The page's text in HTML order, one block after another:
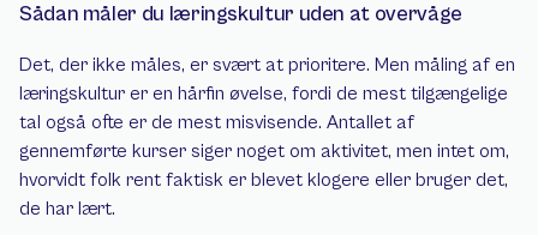
Sådan måler du læringskultur uden at overvåge
Det, der ikke måles, er svært at prioritere. Men måling af en
læringskultur er en hårfin øvelse, fordi de mest tilgængelige
tal også ofte er de mest misvisende. Antallet af
gennemførte kurser siger noget om aktivitet, men intet om,
hvorvidt folk rent faktisk er blevet klogere eller bruger det,
de har lært.